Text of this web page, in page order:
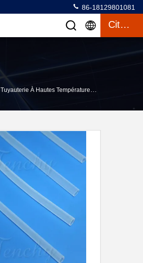
86-18129801081
Citation
Tuyauterie À Hautes Températures De Silicone